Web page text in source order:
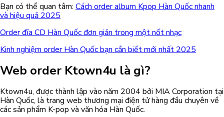
Bạn có thể quan tâm: Cách order album Kpop Hàn Quốc nhanh
và hiệu quả 2025
Order đĩa CD Hàn Quốc đơn giản trong một nốt nhạc
Kinh nghiệm order Hàn Quốc bạn cần biết mới nhất 2025
Web order Ktown4u là gì?
Ktown4u, được thành lập vào năm 2004 bởi MIA Corporation tại
Hàn Quốc, là trang web thương mại điện tử hàng đầu chuyên về
các sản phẩm K-pop và văn hóa Hàn Quốc.